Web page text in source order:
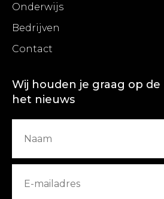
Onderwijs
Bedrijven
Contact
Wij houden je graag op de
het nieuws